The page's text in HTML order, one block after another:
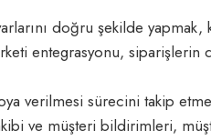
doğru şekilde yapmak,
entegrasyonu, siparişlerin
verilmesi sürecini takip
ve müşteri bildirimleri,